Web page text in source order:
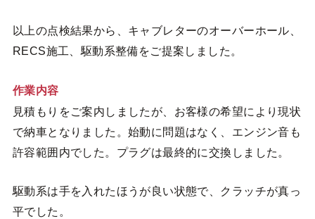
以上の点検結果から、キャブレターのオーバーホール、
RECS施工、駆動系整備をご提案しました。
作業内容
見積もりをご案内しましたが、お客様の希望により現状
で納車となりました。始動に問題はなく、エンジン音も
許容範囲内でした。プラグは最終的に交換しました。
駆動系は手を入れたほうが良い状態で、クラッチが真っ
平でした。